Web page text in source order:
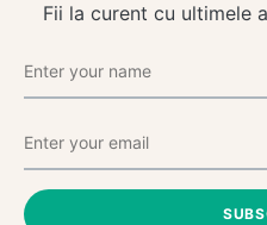
Fii la curent cu ultimele